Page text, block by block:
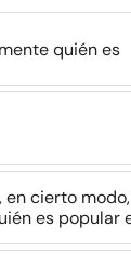
quién es
en cierto
es popular